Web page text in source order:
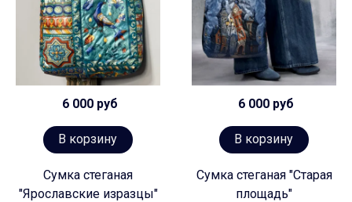
6 000 руб
В корзину
Сумка стеганая
"Ярославские изразцы"
6 000 руб
В корзину
Сумка стеганая "Старая
площадь"